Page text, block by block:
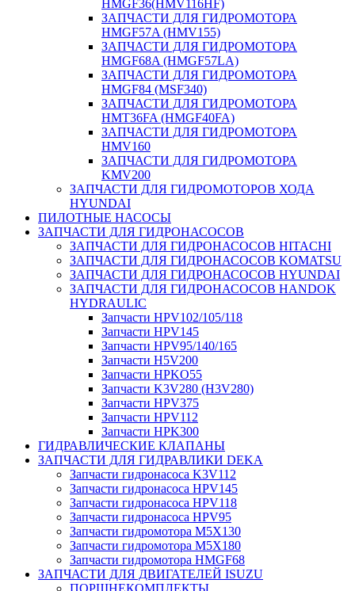
HMGF36(HMV116HF)
ЗАПЧАСТИ ДЛЯ ГИДРОМОТОРА
HMGF57A (HMV155)
ЗАПЧАСТИ ДЛЯ ГИДРОМОТОРА
HMGF68A (HMGF57LA)
ЗАПЧАСТИ ДЛЯ ГИДРОМОТОРА
HMGF84 (MSF340)
ЗАПЧАСТИ ДЛЯ ГИДРОМОТОРА
HMT36FA (HMGF40FA)
ЗАПЧАСТИ ДЛЯ ГИДРОМОТОРА
HMV160
ЗАПЧАСТИ ДЛЯ ГИДРОМОТОРА
KMV200
ЗАПЧАСТИ ДЛЯ ГИДРОМОТОРОВ ХОДА
HYUNDAI
ПИЛОТНЫЕ НАСОСЫ
ЗАПЧАСТИ ДЛЯ ГИДРОНАСОСОВ
ЗАПЧАСТИ ДЛЯ ГИДРОНАСОСОВ HITACHI
ЗАПЧАСТИ ДЛЯ ГИДРОНАСОСОВ KOMATSU
ЗАПЧАСТИ ДЛЯ ГИДРОНАСОСОВ HYUNDAI
ЗАПЧАСТИ ДЛЯ ГИДРОНАСОСОВ HANDOK
HYDRAULIC
Запчасти HPV102/105/118
Запчасти HPV145
Запчасти HPV95/140/165
Запчасти H5V200
Запчасти HPKO55
Запчасти K3V280 (H3V280)
Запчасти HPV375
Запчасти HPV112
Запчасти HPK300
ГИДРАВЛИЧЕСКИЕ КЛАПАНЫ
ЗАПЧАСТИ ДЛЯ ГИДРАВЛИКИ DEKA
Запчасти гидронасоса K3V112
Запчасти гидронасоса HPV145
Запчасти гидронасоса HPV118
Запчасти гидронасоса HPV95
Запчасти гидромотора M5X130
Запчасти гидромотора M5X180
Запчасти гидромотора HMGF68
ЗАПЧАСТИ ДЛЯ ДВИГАТЕЛЕЙ ISUZU
ПОРШНЕКОМПЛЕКТЫ